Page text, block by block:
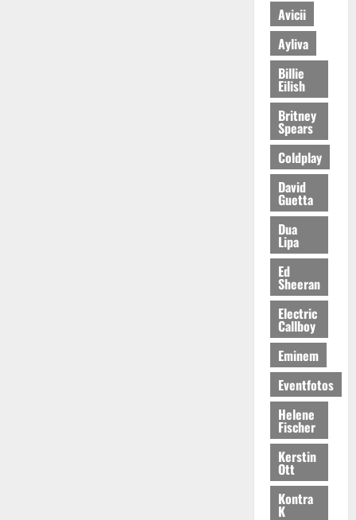
Avicii
Ayliva
Billie
Eilish
Britney
Spears
Coldplay
David
Guetta
Dua
Lipa
Ed
Sheeran
Electric
Callboy
Eminem
Eventfotos
Helene
Fischer
Kerstin
Ott
Kontra
K